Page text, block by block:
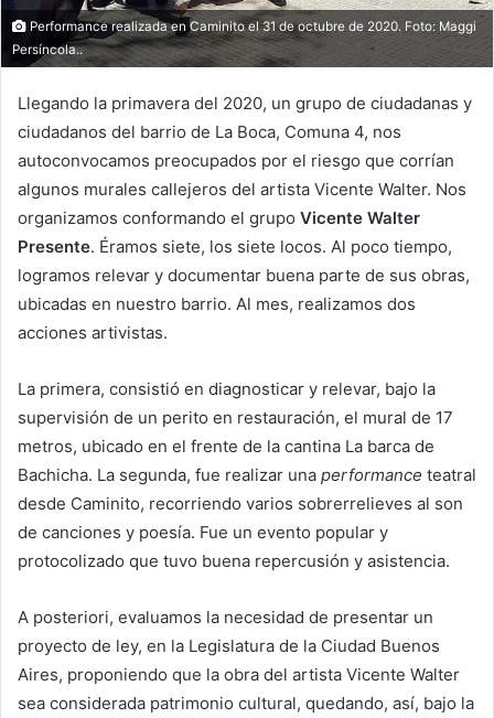
Performance realizada en Caminito el 31 de octubre de 2020. Foto: Maggi
Persíncola..
Llegando la primavera del 2020, un grupo de ciudadanas y
ciudadanos del barrio de La Boca, Comuna 4, nos
autoconvocamos preocupados por el riesgo que corrían
algunos murales callejeros del artista Vicente Walter. Nos
organizamos conformando el grupo Vicente Walter
Presente. Éramos siete, los siete locos. Al poco tiempo,
logramos relevar y documentar buena parte de sus obras,
ubicadas en nuestro barrio. Al mes, realizamos dos
acciones artivistas.
La primera, consistió en diagnosticar y relevar, bajo la
supervisión de un perito en restauración, el mural de 17
metros, ubicado en el frente de la cantina La barca de
Bachicha. La segunda, fue realizar una performance teatral
desde Caminito, recorriendo varios sobrerrelieves al son
de canciones y poesía. Fue un evento popular y
protocolizado que tuvo buena repercusión y asistencia.
A posteriori, evaluamos la necesidad de presentar un
proyecto de ley, en la Legislatura de la Ciudad Buenos
Aires, proponiendo que la obra del artista Vicente Walter
sea considerada patrimonio cultural, quedando, así, bajo la